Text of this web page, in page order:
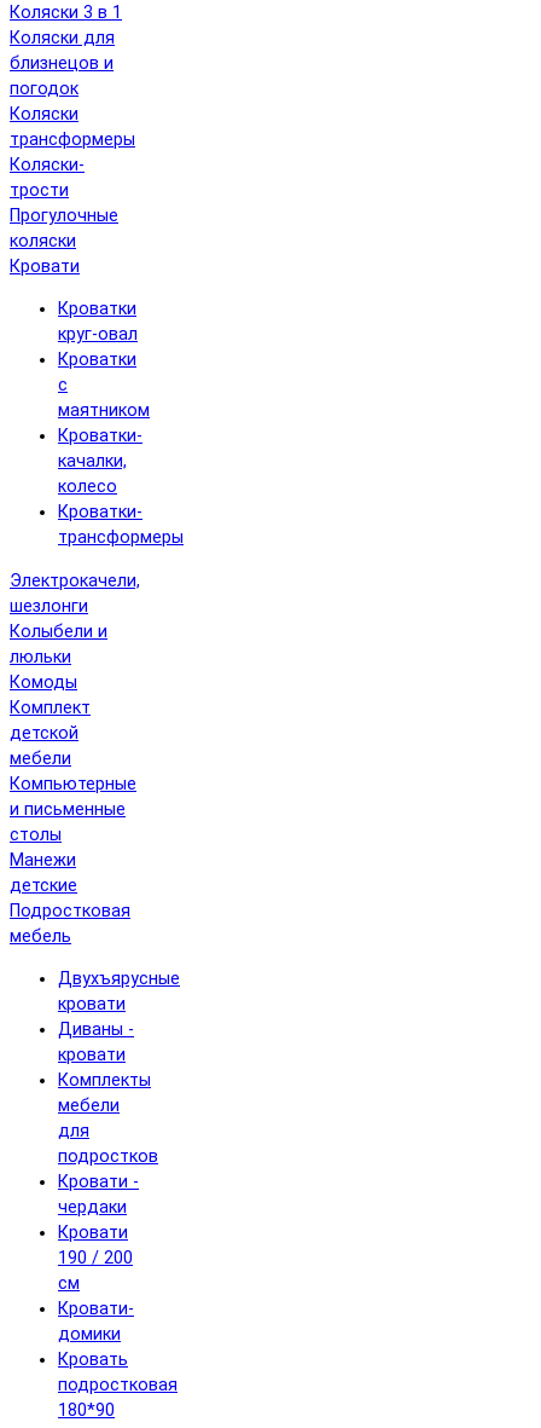
Коляски 3 в 1
Коляски для
близнецов и
погодок
Коляски
трансформеры
Коляски-
трости
Прогулочные
коляски
Кровати
Кроватки
круг-овал
Кроватки
с
маятником
Кроватки-
качалки,
колесо
Кроватки-
трансформеры
Электрокачели,
шезлонги
Колыбели и
люльки
Комоды
Комплект
детской
мебели
Компьютерные
и письменные
столы
Манежи
детские
Подростковая
мебель
Двухъярусные
кровати
Диваны -
кровати
Комплекты
мебели
для
подростков
Кровати -
чердаки
Кровати
190 / 200
см
Кровати-
домики
Кровать
подростковая
180*90